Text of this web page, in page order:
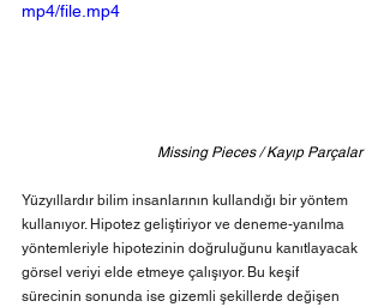
mp4/file.mp4
Missing Pieces / Kayıp Parçalar
Yüzyıllardır bilim insanlarının kullandığı bir yöntem
kullanıyor. Hipotez geliştiriyor ve deneme-yanılma
yöntemleriyle hipotezinin doğruluğunu kanıtlayacak
görsel veriyi elde etmeye çalışıyor. Bu keşif
sürecinin sonunda ise gizemli şekillerde değişen